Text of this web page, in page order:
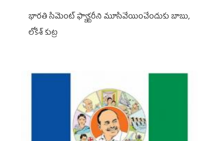
భారతి సిమెంట్ ఫ్యాక్టరీని మూసివేయించేందుకు బాబు,
లోకేశ్ కుట్ర